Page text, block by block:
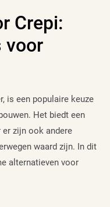
Crepi:
voor
is een populaire keuze
Het biedt een
zijn ook andere
waard zijn. In dit
alternatieven voor